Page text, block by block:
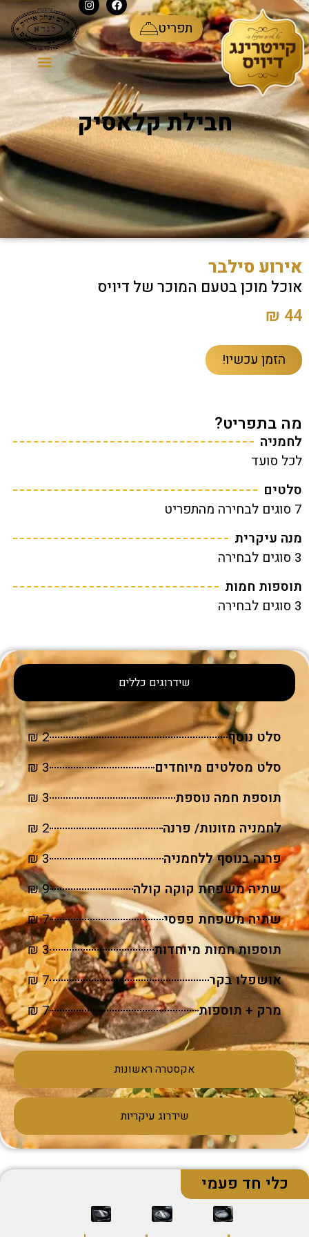
ע
תפריט
חבילת קלאסיק
אירוע סילבר
אוכל מוכן בטעם המוכר של דיויס
44 ₪
הזמן עכשיו!
מה בתפריט?
לחמניה
לכל סועד
סלטים
7 סוגים לבחירה מהתפריט
מנה עיקרית
3 סוגים לבחירה
תוספות חמות
3 סוגים לבחירה
שידרוגים כללים
אקסטרה ראשונות
שידרוג עיקריות
סלט נוסף
2 ₪
סלט מסלטים מיוחדים
3 ₪
תוספת חמה נוספת
3 ₪
לחמניה מזונות/ פרנה
2 ₪
פרנה בנוסף ללחמניה
3 ₪
שתיה משפחת קוקה קולה
9 ₪
שתיה משפחת פפסי
7 ₪
תוספות חמות מיוחדות
3 ₪
אושפלו בקר
7 ₪
מרק + תוספות
7 ₪
כלי חד פעמי